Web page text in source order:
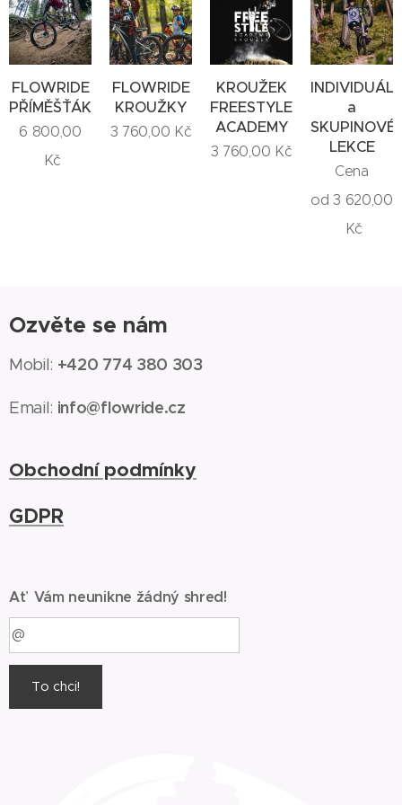
FLOWRIDE
PŘÍMĚŠŤÁK
6 800,00
Kč
FLOWRIDE
KROUŽKY
3 760,00 Kč
KROUŽEK
FREESTYLE
ACADEMY
3 760,00 Kč
a
SKUPINOVÉ
LEKCE
Cena
od3 620,00
Kč
Ozvěte se nám
Mobil: +420 774 380 303
Email: info@flowride.cz
Obchodní podmínky
GDPR
Ať Vám neunikne žádný shred!
To chci!